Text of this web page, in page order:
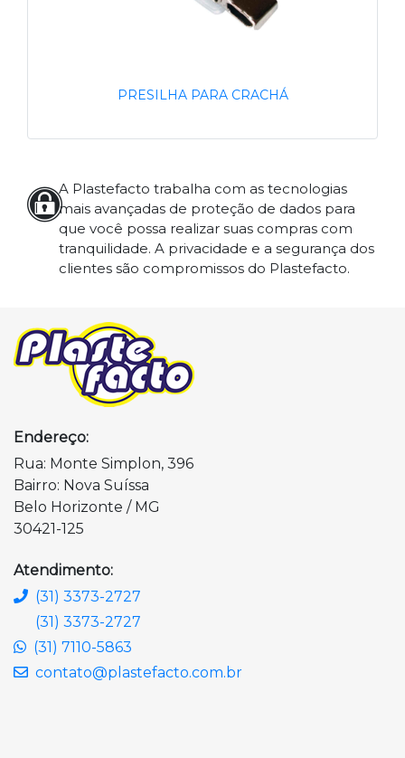
PRESILHA PARA CRACHÁ
A Plastefacto trabalha com as tecnologias
mais avançadas de proteção de dados para
que você possa realizar suas compras com
tranquilidade. A privacidade e a segurança dos
clientes são compromissos do Plastefacto.
Endereço:
Rua: Monte Simplon, 396
Bairro: Nova Suíssa
Belo Horizonte / MG
30421-125
Atendimento:
(31) 3373-2727
(31) 3373-2727
(31) 7110-5863
contato@plastefacto.com.br